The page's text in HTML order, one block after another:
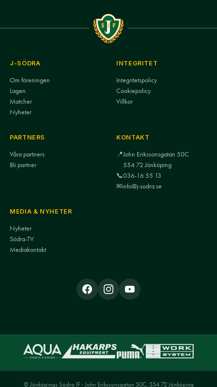
J-SÖDRA
Om föreningen
Lagen
Matcher
Nyheter
INTEGRITET
Integritetspolicy
Cookiepolicy
Villkor
PARTNERS
Våra partners
Bli partner
KONTAKT
📍John Erikssonsgatan 50C
554 72 Jönköping
📞036-16 55 13
✉info@j-sodra.se
MEDIA & NYHETER
Nyheter
Södra-TV
Mediakontakt
© Jönköpings Södra IF · John Erikssonsgatan 50C, 554 72 Jönköping